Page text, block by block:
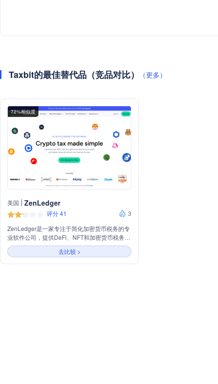
Taxbit的最佳替代品（竞品对比） （更多）
72%相似度
美国 ZenLedger
评分 41
3
ZenLedger是一家专注于简化加密货币税务的专
业软件公司，提供DeFi、NFT和加密货币税务计
算及报税服务。用户可以在一个应用内完成州和
联邦税务的申报，同时支持税务专业人士和企业
解决方案，提供先进的工具和资源，包括税务损
去比较 >